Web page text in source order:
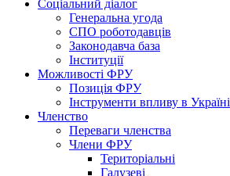
Соціальний діалог
Генеральна угода
СПО роботодавців
Законодавча база
Інституції
Можливості ФРУ
Позиція ФРУ
Інструменти впливу в Україні
Членство
Переваги членства
Члени ФРУ
Територіальні
Галузеві